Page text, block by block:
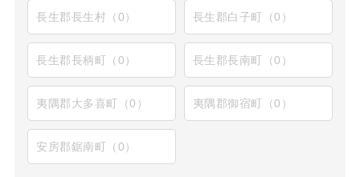
長生郡長生村（0） 長生郡白子町（0）
長生郡長柄町（0） 長生郡長南町（0）
夷隅郡大多喜町（0） 夷隅郡御宿町（0）
安房郡鋸南町（0）